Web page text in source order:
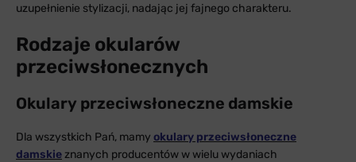
uzupełnienie stylizacji, nadając jej fajnego charakteru.
Rodzaje okularów
przeciwsłonecznych
Okulary przeciwsłoneczne damskie
Dla wszystkich Pań, mamy okulary przeciwsłoneczne
damskieznanych producentów w wielu wydaniach